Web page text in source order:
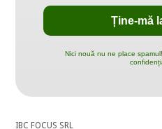
Nici nouă nu ne place
IBC FOCUS SRL